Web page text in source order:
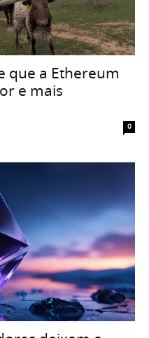
que a Ethereum
e mais
0